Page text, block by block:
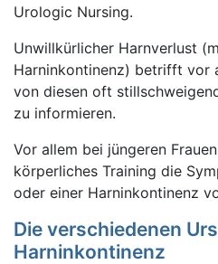
Urologic Nursing.
Unwillkürlicher Harnverlust
Harninkontinenz) betrifft vor
von diesen oft
zu informieren.
Vor allem bei jüngeren
körperliches Training die
oder einer Harninkontinenz
Die verschiedenen
Harninkontinenz